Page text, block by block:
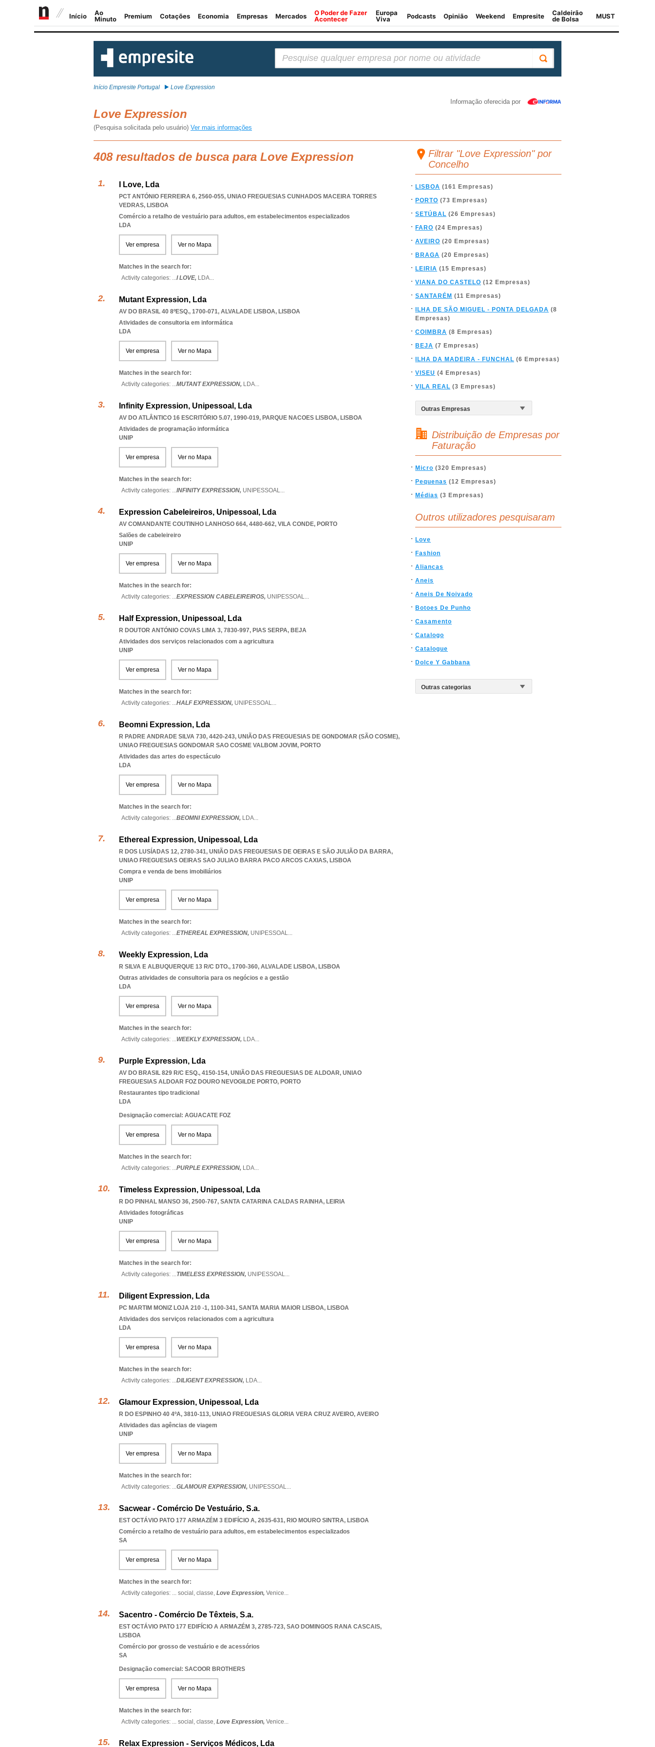
Início Empresite Portugal Love Expression
Informação oferecida por
Love Expression
(Pesquisa solicitada pelo usuário) Ver mais informações
408 resultados de busca para Love Expression
I Love, Lda
PCT ANTÓNIO FERREIRA 6, 2560-055, UNIAO FREGUESIAS CUNHADOS MACEIRA TORRES
VEDRAS, LISBOA
Comércio a retalho de vestuário para adultos, em estabelecimentos especializados
LDA
Ver empresa Ver no Mapa
Matches in the search for:
Activity categories: ...I LOVE, LDA...
Mutant Expression, Lda
AV DO BRASIL 40 8ºESQ., 1700-071, ALVALADE LISBOA, LISBOA
Atividades de consultoria em informática
LDA
Ver empresa Ver no Mapa
Matches in the search for:
Activity categories: ...MUTANT EXPRESSION, LDA...
Infinity Expression, Unipessoal, Lda
AV DO ATLÂNTICO 16 ESCRITÓRIO 5.07, 1990-019, PARQUE NACOES LISBOA, LISBOA
Atividades de programação informática
UNIP
Ver empresa Ver no Mapa
Matches in the search for:
Activity categories: ...INFINITY EXPRESSION, UNIPESSOAL...
Expression Cabeleireiros, Unipessoal, Lda
AV COMANDANTE COUTINHO LANHOSO 664, 4480-662, VILA CONDE, PORTO
Salões de cabeleireiro
UNIP
Ver empresa Ver no Mapa
Matches in the search for:
Activity categories: ...EXPRESSION CABELEIREIROS, UNIPESSOAL...
Half Expression, Unipessoal, Lda
R DOUTOR ANTÓNIO COVAS LIMA 3, 7830-997, PIAS SERPA, BEJA
Atividades dos serviços relacionados com a agricultura
UNIP
Ver empresa Ver no Mapa
Matches in the search for:
Activity categories: ...HALF EXPRESSION, UNIPESSOAL...
Beomni Expression, Lda
R PADRE ANDRADE SILVA 730, 4420-243, UNIÃO DAS FREGUESIAS DE GONDOMAR (SÃO COSME),
UNIAO FREGUESIAS GONDOMAR SAO COSME VALBOM JOVIM, PORTO
Atividades das artes do espectáculo
LDA
Ver empresa Ver no Mapa
Matches in the search for:
Activity categories: ...BEOMNI EXPRESSION, LDA...
Ethereal Expression, Unipessoal, Lda
R DOS LUSÍADAS 12, 2780-341, UNIÃO DAS FREGUESIAS DE OEIRAS E SÃO JULIÃO DA BARRA,
UNIAO FREGUESIAS OEIRAS SAO JULIAO BARRA PACO ARCOS CAXIAS, LISBOA
Compra e venda de bens imobiliários
UNIP
Ver empresa Ver no Mapa
Matches in the search for:
Activity categories: ...ETHEREAL EXPRESSION, UNIPESSOAL...
Weekly Expression, Lda
R SILVA E ALBUQUERQUE 13 R/C DTO., 1700-360, ALVALADE LISBOA, LISBOA
Outras atividades de consultoria para os negócios e a gestão
LDA
Ver empresa Ver no Mapa
Matches in the search for:
Activity categories: ...WEEKLY EXPRESSION, LDA...
Purple Expression, Lda
AV DO BRASIL 829 R/C ESQ., 4150-154, UNIÃO DAS FREGUESIAS DE ALDOAR, UNIAO
FREGUESIAS ALDOAR FOZ DOURO NEVOGILDE PORTO, PORTO
Restaurantes tipo tradicional
LDA
Designação comercial: AGUACATE FOZ
Ver empresa Ver no Mapa
Matches in the search for:
Activity categories: ...PURPLE EXPRESSION, LDA...
Timeless Expression, Unipessoal, Lda
R DO PINHAL MANSO 36, 2500-767, SANTA CATARINA CALDAS RAINHA, LEIRIA
Atividades fotográficas
UNIP
Ver empresa Ver no Mapa
Matches in the search for:
Activity categories: ...TIMELESS EXPRESSION, UNIPESSOAL...
Diligent Expression, Lda
PC MARTIM MONIZ LOJA 210 -1, 1100-341, SANTA MARIA MAIOR LISBOA, LISBOA
Atividades dos serviços relacionados com a agricultura
LDA
Ver empresa Ver no Mapa
Matches in the search for:
Activity categories: ...DILIGENT EXPRESSION, LDA...
Glamour Expression, Unipessoal, Lda
R DO ESPINHO 40 4ºA, 3810-113, UNIAO FREGUESIAS GLORIA VERA CRUZ AVEIRO, AVEIRO
Atividades das agências de viagem
UNIP
Ver empresa Ver no Mapa
Matches in the search for:
Activity categories: ...GLAMOUR EXPRESSION, UNIPESSOAL...
Sacwear - Comércio De Vestuário, S.a.
EST OCTÁVIO PATO 177 ARMAZÉM 3 EDIFÍCIO A, 2635-631, RIO MOURO SINTRA, LISBOA
Comércio a retalho de vestuário para adultos, em estabelecimentos especializados
SA
Ver empresa Ver no Mapa
Matches in the search for:
Activity categories: ... social, classe, Love Expression, Venice...
Sacentro - Comércio De Têxteis, S.a.
EST OCTÁVIO PATO 177 EDIFÍCIO A ARMAZÉM 3, 2785-723, SAO DOMINGOS RANA CASCAIS,
LISBOA
Comércio por grosso de vestuário e de acessórios
SA
Designação comercial: SACOOR BROTHERS
Ver empresa Ver no Mapa
Matches in the search for:
Activity categories: ... social, classe, Love Expression, Venice...
Relax Expression - Serviços Médicos, Lda
Filtrar "Love Expression" por
Concelho
LISBOA (161 Empresas)
PORTO (73 Empresas)
SETÚBAL (26 Empresas)
FARO (24 Empresas)
AVEIRO (20 Empresas)
BRAGA (20 Empresas)
LEIRIA (15 Empresas)
VIANA DO CASTELO (12 Empresas)
SANTARÉM (11 Empresas)
ILHA DE SÃO MIGUEL - PONTA DELGADA (8
Empresas)
COIMBRA (8 Empresas)
BEJA (7 Empresas)
ILHA DA MADEIRA - FUNCHAL (6 Empresas)
VISEU (4 Empresas)
VILA REAL (3 Empresas)
Distribuição de Empresas por
Faturação
Micro (320 Empresas)
Pequenas (12 Empresas)
Médias (3 Empresas)
Outros utilizadores pesquisaram
Love
Fashion
Aliancas
Aneis
Aneis De Noivado
Botoes De Punho
Casamento
Catalogo
Catalogue
Dolce Y Gabbana